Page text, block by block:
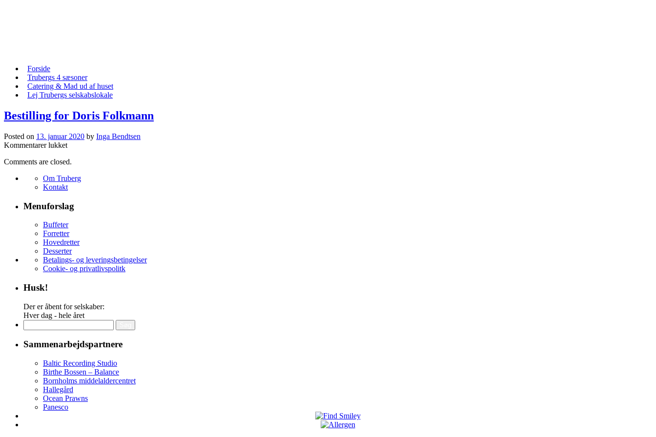
Skip
content
Forside
Trubergs 4 sæsoner
Catering & Mad ud af huset
Lej Trubergs selskabslokale
Bestilling for Doris Folkmann
Posted on 13. januar 2020 by Inga Bendtsen
Kommentarer lukkettil
for
Folkmann
Comments are closed.
Om Truberg
Kontakt
Menuforslag
Buffeter
Forretter
Hovedretter
Desserter
Betalings- og leveringsbetingelser
Cookie- og privatlivspolitk
Husk!
Der er åbent for selskaber:
Hver dag - hele året
efter:
Sammenarbejdspartnere
Baltic Recording Studio
Birthe Bossen – Balance
Bornholms middelaldercentret
Hallegård
Ocean Prawns
Panesco